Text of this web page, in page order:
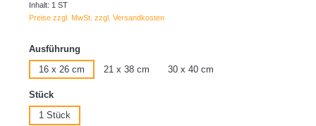
Inhalt: 1 ST
Preise zzgl. MwSt. zzgl. Versandkosten
Ausführung
16 x 26 cm
21 x 38 cm 30 x 40 cm
Stückauswählen
1 Stück